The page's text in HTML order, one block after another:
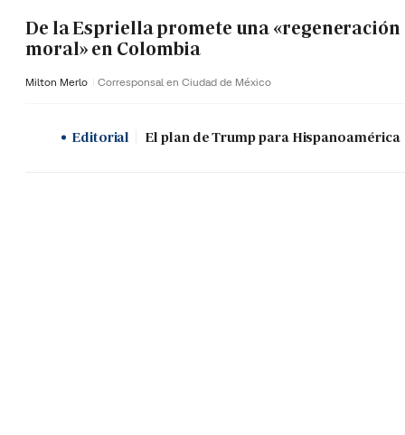
De la Espriella promete una «regeneración
moral» en Colombia
Milton Merlo Corresponsal en Ciudad de México
Editorial El plan de Trump para Hispanoamérica